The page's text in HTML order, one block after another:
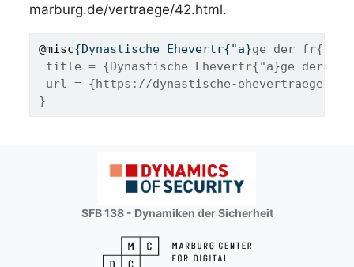
marburg.de/vertraege/42.html.
@misc{Dynastische Ehevertr{"a}ge der
title = {Dynastische Ehevertr{"a}ge der
url = {https://dynastische-
}
SFB 138 - Dynamiken der Sicherheit